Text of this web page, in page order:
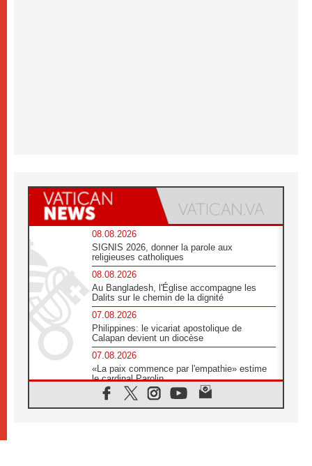
08.08.2026
SIGNIS 2026, donner la parole aux
religieuses catholiques
08.08.2026
Au Bangladesh, l'Église accompagne les
Dalits sur le chemin de la dignité
07.08.2026
Philippines: le vicariat apostolique de
Calapan devient un diocèse
07.08.2026
«La paix commence par l'empathie» estime
le cardinal Parolin
07.08.2026
En Colombie, «la paix ne s'achète pas avec